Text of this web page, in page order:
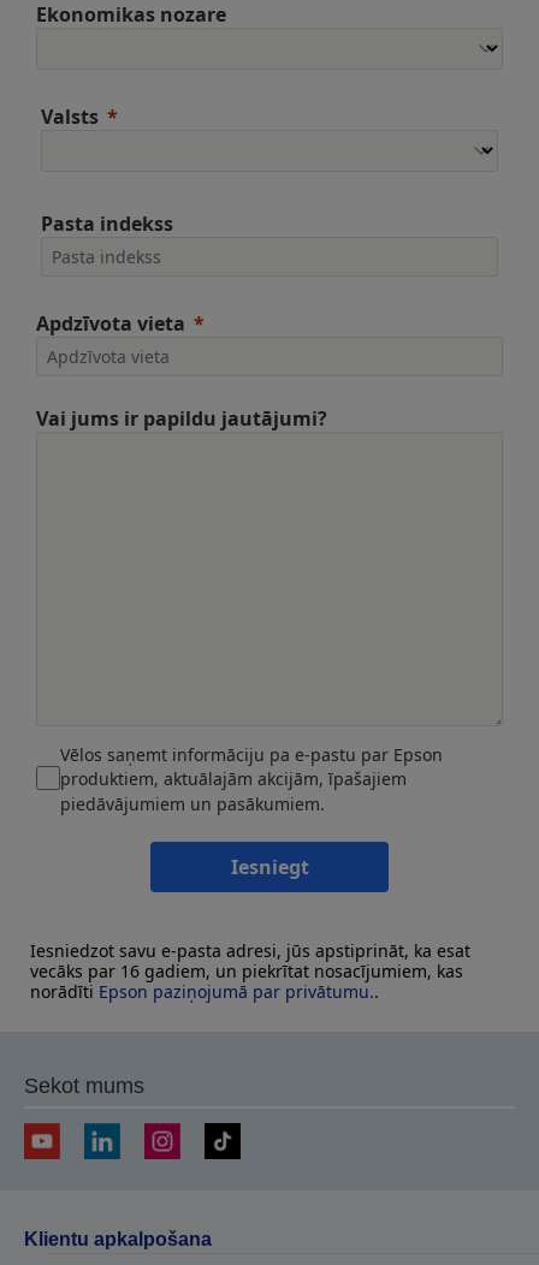
Ekonomikas nozare
Valsts
Pasta indekss
Apdzīvota vieta
Vai jums ir papildu jautājumi?
Vēlos saņemt informāciju pa e-pastu par Epson
produktiem, aktuālajām akcijām, īpašajiem
piedāvājumiem un pasākumiem.
Iesniegt
Iesniedzot savu e-pasta adresi, jūs apstiprināt, ka esat
vecāks par 16 gadiem, un piekrītat nosacījumiem, kas
norādīti Epson paziņojumā par privātumu..
Sekot mums
Klientu apkalpošana